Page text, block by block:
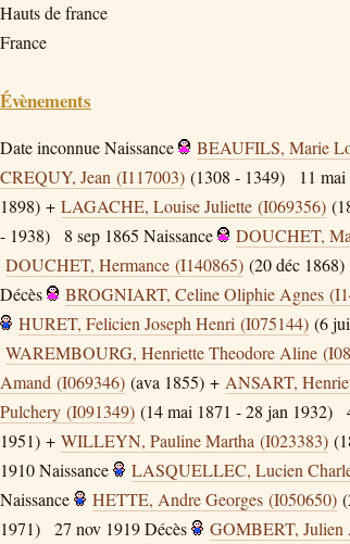
Hauts de france
France
Évènements
Date inconnueNaissance BEAUFILS, Marie
CREQUY, Jean (I117003) (1308 - 1349) 11 mai
1898) + LAGACHE, Louise Juliette (I069356)
- 1938)
8 sep 1865 Naissance DOUCHET,
DOUCHET, Hermance (I140865) (20 déc 1868)
Décès
BROGNIART, Celine Oliphie Agnes
HURET, Felicien Joseph Henri (I075144) (6
WAREMBOURG, Henriette Theodore Aline
Amand (I069346) (ava 1855) + ANSART,
Pulchery (I091349) (14 mai 1871 - 28 jan 1932)
1951) + WILLEYN, Pauline Martha (I023383)
1910Naissance LASQUELLEC, Lucien
Naissance
HETTE, Andre Georges (I050650)
1971)
27 nov 1919Décès GOMBERT, Julien